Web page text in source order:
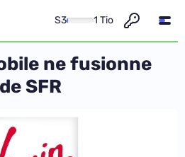
S3 1 Tio
ne fusionne
SFR